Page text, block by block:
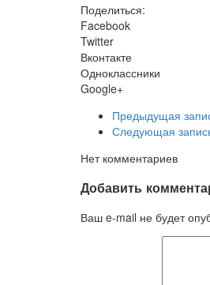
Поделиться:
Facebook
Twitter
Вконтакте
Одноклассники
Google+
Предыдущая
Следующая
Нет комментариев
Добавить
Ваш e-mail не будет